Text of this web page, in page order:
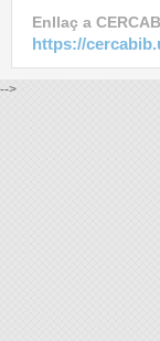
Enllaç a
https://
-->